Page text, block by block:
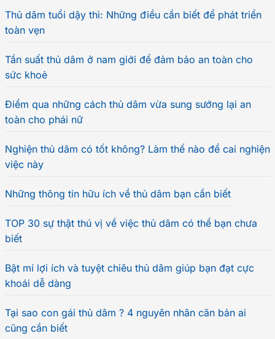
Thủ dâm tuổi dậy thì: Những điều cần biết để phát triển
toàn vẹn
Tần suất thủ dâm ở nam giới để đảm bảo an toàn cho
sức khoẻ
Điểm qua những cách thủ dâm vừa sung sướng lại an
toàn cho phái nữ
Nghiện thủ dâm có tốt không? Làm thế nào để cai nghiện
việc này
Những thông tin hữu ích về thủ dâm bạn cần biết
TOP 30 sự thật thú vị về việc thủ dâm có thể bạn chưa
biết
Bật mí lợi ích và tuyệt chiêu thủ dâm giúp bạn đạt cực
khoái dễ dàng
Tại sao con gái thủ dâm ? 4 nguyên nhân căn bản ai
cũng cần biết